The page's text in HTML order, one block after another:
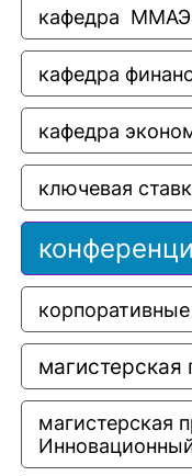
кафедра  ММАЭ
кафедра
кафедра
ключевая
магистерская